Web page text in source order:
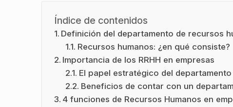
Índice de contenidos
Definición del departamento de recursos
Recursos humanos: ¿en qué consiste?
Importancia de los RRHH en empresas
El papel estratégico del
Beneficios de contar con un
4 funciones de Recursos Humanos en